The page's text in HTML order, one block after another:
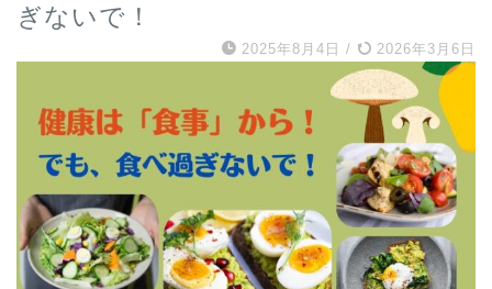
ぎないで！
2025年8月4日 / 2026年3月6日